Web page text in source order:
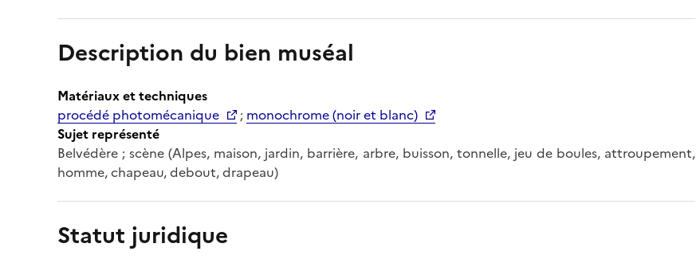
Description du bien muséal
Matériaux et techniques
procédé photomécanique
; monochrome (noir et blanc)
Sujet représenté
Belvédère ; scène (Alpes, maison, jardin, barrière, arbre, buisson, tonnelle, jeu de boules, attroupement,
homme, chapeau, debout, drapeau)
Statut juridique